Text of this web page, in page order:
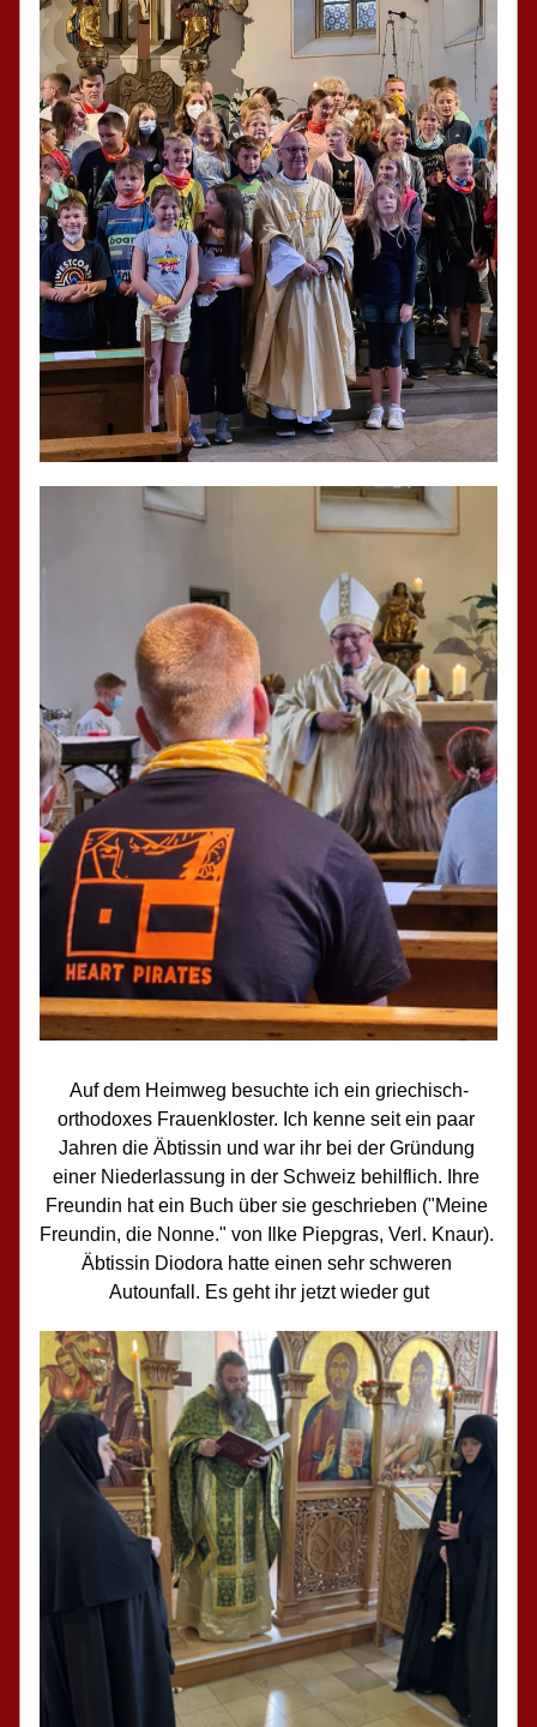
Auf dem Heimweg besuchte ich ein griechisch-
orthodoxes Frauenkloster. Ich kenne seit ein paar
Jahren die Äbtissin und war ihr bei der Gründung
einer Niederlassung in der Schweiz behilflich. Ihre
Freundin hat ein Buch über sie geschrieben ("Meine
Freundin, die Nonne." von Ilke Piepgras, Verl. Knaur).
Äbtissin Diodora hatte einen sehr schweren
Autounfall. Es geht ihr jetzt wieder gut